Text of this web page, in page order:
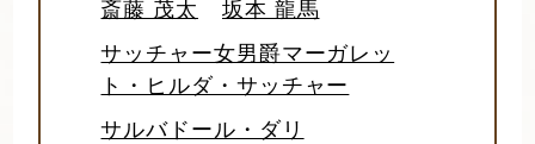
斎藤 茂太
坂本 龍馬
サッチャー女男爵マーガレッ
ト・ヒルダ・サッチャー
サルバドール・ダリ